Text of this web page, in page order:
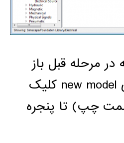
در مرحله قبل باز
کردید، حالا بر روی new model کلیک
چپ) تا پنجره